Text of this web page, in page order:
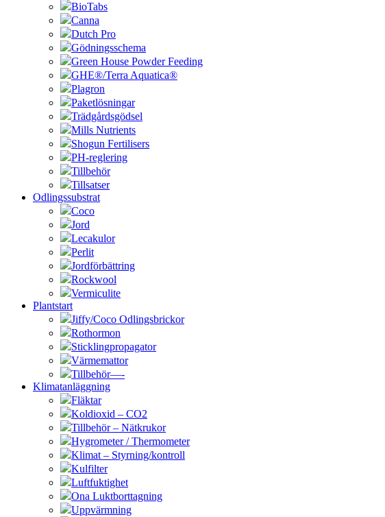
BioTabs
Canna
Dutch Pro
Gödningsschema
Green House Powder Feeding
GHE®/Terra Aquatica®
Plagron
Paketlösningar
Trädgårdsgödsel
Mills Nutrients
Shogun Fertilisers
PH-reglering
Tillbehör
Tillsatser
Odlingssubstrat
Coco
Jord
Lecakulor
Perlit
Jordförbättring
Rockwool
Vermiculite
Plantstart
Jiffy/Coco Odlingsbrickor
Rothormon
Sticklingpropagator
Värmemattor
Tillbehör—-
Klimatanläggning
Fläktar
Koldioxid – CO2
Tillbehör – Nätkrukor
Hygrometer / Thermometer
Klimat – Styrning/kontroll
Kulfilter
Luftfuktighet
Ona Luktborttagning
Uppvärmning